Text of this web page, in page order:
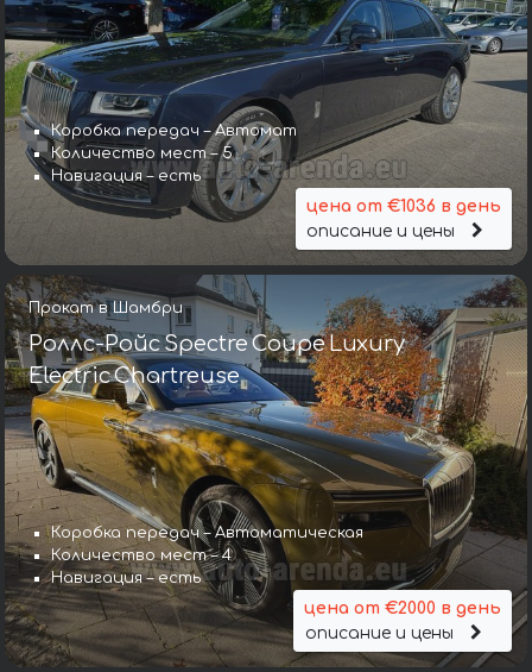
Коробка передач – Автомат
Количество мест – 5
Навигация – есть
цена от €1036 в день
описание и цены
Прокат в Шамбри
Роллс-Ройс Spectre Coupe Luxury
Electric Chartreuse
Коробка передач – Автоматическая
Количество мест – 4
Навигация – есть
цена от €2000 в день
описание и цены